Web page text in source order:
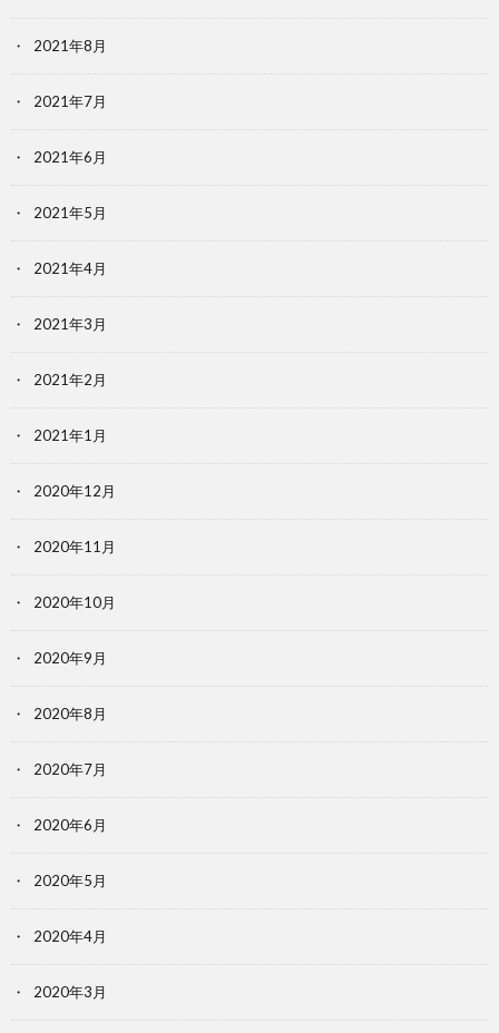
2021年8月
2021年7月
2021年6月
2021年5月
2021年4月
2021年3月
2021年2月
2021年1月
2020年12月
2020年11月
2020年10月
2020年9月
2020年8月
2020年7月
2020年6月
2020年5月
2020年4月
2020年3月